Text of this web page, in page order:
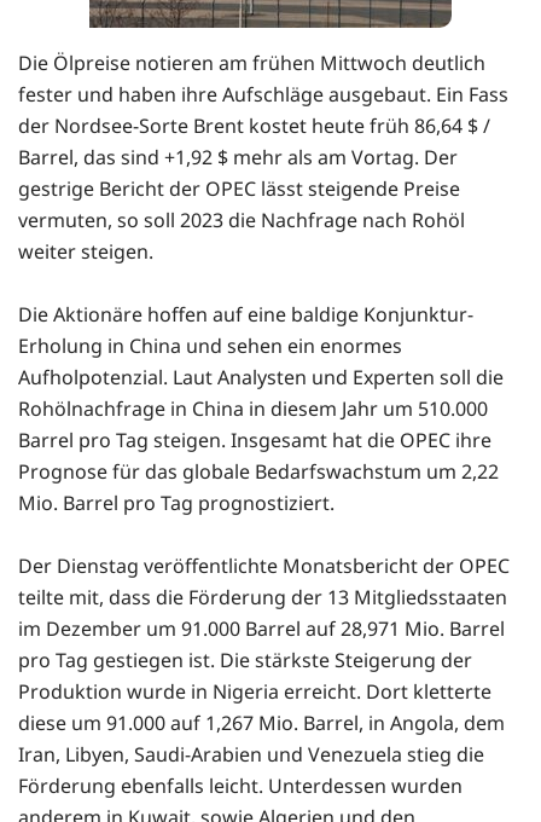
Die Ölpreise notieren am frühen Mittwoch deutlich
fester und haben ihre Aufschläge ausgebaut. Ein Fass
der Nordsee-Sorte Brent kostet heute früh 86,64 $ /
Barrel, das sind +1,92 $ mehr als am Vortag. Der
gestrige Bericht der OPEC lässt steigende Preise
vermuten, so soll 2023 die Nachfrage nach Rohöl
weiter steigen.
Die Aktionäre hoffen auf eine baldige Konjunktur-
Erholung in China und sehen ein enormes
Aufholpotenzial. Laut Analysten und Experten soll die
Rohölnachfrage in China in diesem Jahr um 510.000
Barrel pro Tag steigen. Insgesamt hat die OPEC ihre
Prognose für das globale Bedarfswachstum um 2,22
Mio. Barrel pro Tag prognostiziert.
Der Dienstag veröffentlichte Monatsbericht der OPEC
teilte mit, dass die Förderung der 13 Mitgliedsstaaten
im Dezember um 91.000 Barrel auf 28,971 Mio. Barrel
pro Tag gestiegen ist. Die stärkste Steigerung der
Produktion wurde in Nigeria erreicht. Dort kletterte
diese um 91.000 auf 1,267 Mio. Barrel, in Angola, dem
Iran, Libyen, Saudi-Arabien und Venezuela stieg die
Förderung ebenfalls leicht. Unterdessen wurden
anderem in Kuwait, sowie Algerien und den